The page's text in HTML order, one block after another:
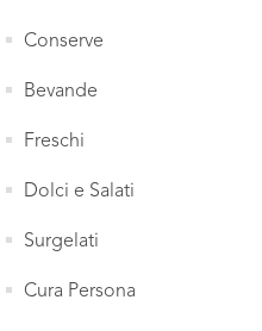
Conserve
Bevande
Freschi
Dolci e Salati
Surgelati
Cura Persona